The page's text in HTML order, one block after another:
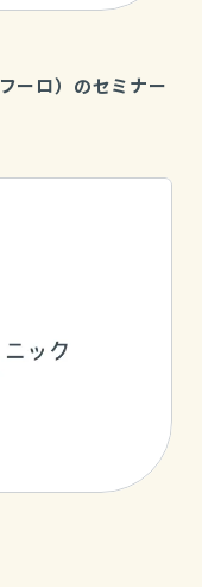
ーロ）のセミナー